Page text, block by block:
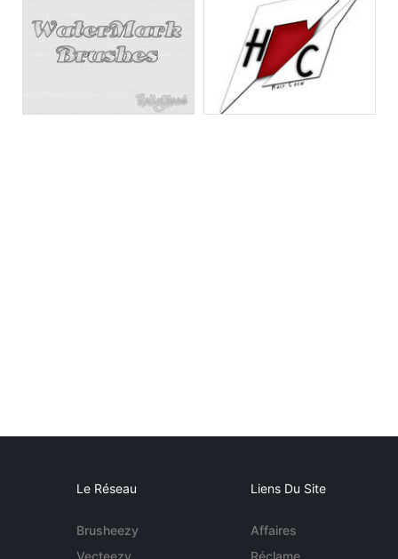
Le Réseau
Brusheezy
Vecteezy
Liens Du Site
Affaires
Réclame